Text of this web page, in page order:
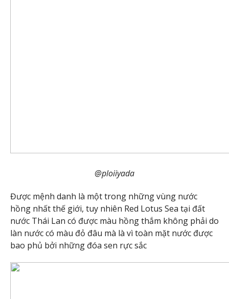
@ploiiyada
Được mệnh danh là một trong những vùng nước
hồng nhất thế giới, tuy nhiên Red Lotus Sea tại đất
nước Thái Lan có được màu hồng thắm không phải do
làn nước có màu đỏ đâu mà là vì toàn mặt nước được
bao phủ bởi những đóa sen rực sắc